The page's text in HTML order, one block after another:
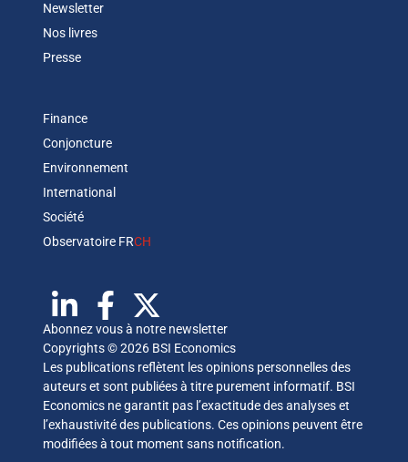
Newsletter
Nos livres
Presse
Finance
Conjoncture
Environnement
International
Société
Observatoire FRCH
Abonnez vous à notre newsletter
Copyrights © 2026 BSI Economics
Les publications reflètent les opinions personnelles des
auteurs et sont publiées à titre purement informatif. BSI
Economics ne garantit pas l’exactitude des analyses et
l’exhaustivité des publications. Ces opinions peuvent être
modifiées à tout moment sans notification.